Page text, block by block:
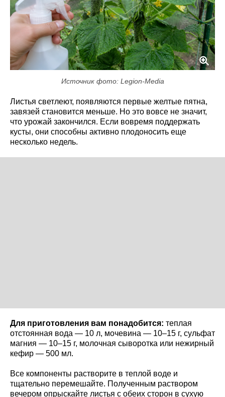
Источник фото: Legion-Media
Листья светлеют, появляются первые желтые пятна,
завязей становится меньше. Но это вовсе не значит,
что урожай закончился. Если вовремя поддержать
кусты, они способны активно плодоносить еще
несколько недель.
Для приготовления вам понадобится: теплая
отстоянная вода — 10 л, мочевина — 10–15 г, сульфат
магния — 10–15 г, молочная сыворотка или нежирный
кефир — 500 мл.
Все компоненты растворите в теплой воде и
тщательно перемешайте. Полученным раствором
вечером опрыскайте листья с обеих сторон в сухую